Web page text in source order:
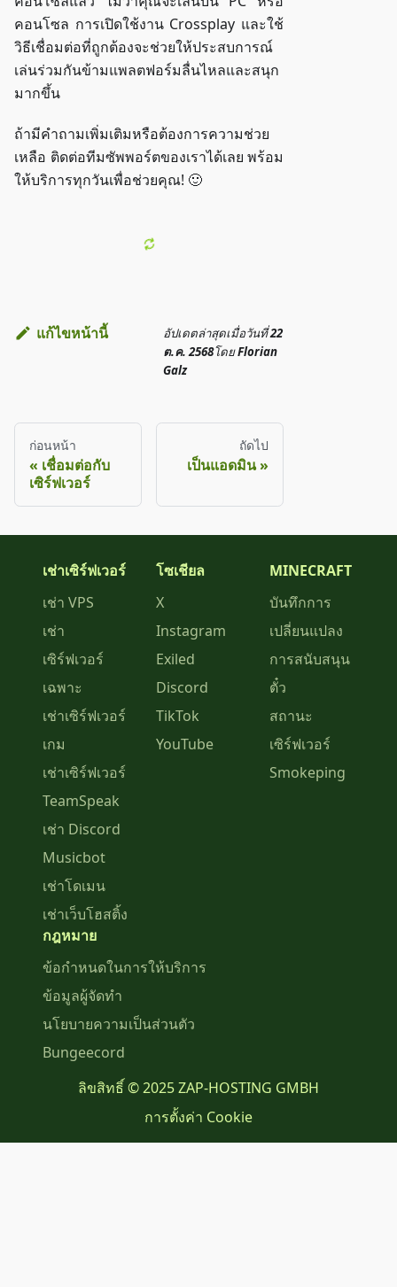
คอนโซล การเปิดใช้งาน Crossplay และใช้
วิธีเชื่อมต่อที่ถูกต้องจะช่วยให้ประสบการณ์
เล่นร่วมกันข้ามแพลตฟอร์มลื่นไหลและสนุก
มากขึ้น
ถ้ามีคำถามเพิ่มเติมหรือต้องการความช่วย
เหลือ ติดต่อทีมซัพพอร์ตของเราได้เลย พร้อม
ให้บริการทุกวันเพื่อช่วยคุณ! 🙂
แก้ไขหน้านี้ อัปเดตล่าสุดเมื่อวันที่22
ต.ค. 2568โดยFlorian
Galz
ก่อนหน้า
เชื่อมต่อกับ
เซิร์ฟเวอร์
ถัดไป
เป็นแอดมิน
เช่าเซิร์ฟเวอร์
เช่า VPS
เช่า
เซิร์ฟเวอร์
เฉพาะ
เช่าเซิร์ฟเวอร์
เกม
เช่าเซิร์ฟเวอร์
TeamSpeak
เช่า Discord
Musicbot
เช่าโดเมน
เช่าเว็บโฮสติ้ง
โซเชียล
X
Instagram
Exiled
Discord
TikTok
YouTube
MINECRAFT
บันทึกการ
เปลี่ยนแปลง
การสนับสนุน
ตั๋ว
สถานะ
เซิร์ฟเวอร์
Smokeping
กฎหมาย
ข้อกำหนดในการให้บริการ
ข้อมูลผู้จัดทำ
นโยบายความเป็นส่วนตัว
Bungeecord
ลิขสิทธิ์ © 2025 ZAP-HOSTING GMBH
การตั้งค่า Cookie